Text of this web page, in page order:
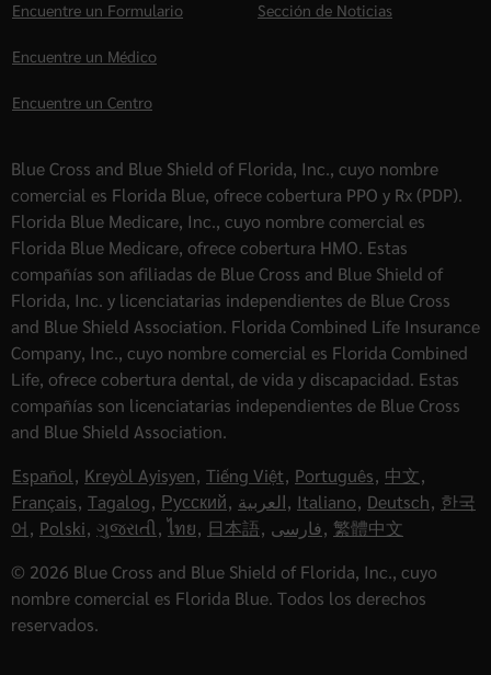
Encuentre un Formulario
Encuentre un Médico
Encuentre un Centro
Sección de Noticias
Blue Cross and Blue Shield of Florida, Inc., cuyo nombre
comercial es Florida Blue, ofrece cobertura PPO y Rx (PDP).
Florida Blue Medicare, Inc., cuyo nombre comercial es
Florida Blue Medicare, ofrece cobertura HMO. Estas
compañías son afiliadas de Blue Cross and Blue Shield of
Florida, Inc. y licenciatarias independientes de Blue Cross
and Blue Shield Association. Florida Combined Life Insurance
Company, Inc., cuyo nombre comercial es Florida Combined
Life, ofrece cobertura dental, de vida y discapacidad. Estas
compañías son licenciatarias independientes de Blue Cross
and Blue Shield Association.
Español, Kreyòl Ayisyen, Tiếng Việt, Português, 中文,
Français, Tagalog, Русский, العربية, Italiano, Deutsch, 한국
어, Polski, ગુજરાતી, ไทย, 日本語, فارسی, 繁體中文
© 2026 Blue Cross and Blue Shield of Florida, Inc., cuyo
nombre comercial es Florida Blue. Todos los derechos
reservados.